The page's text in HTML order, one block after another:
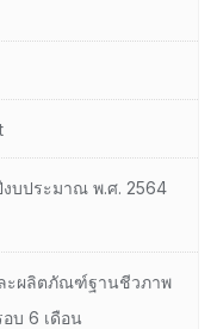
บประมาณ พ.ศ. 2564
ะผลิตภัณฑ์ฐานชีวภาพ
บ 6 เดือน